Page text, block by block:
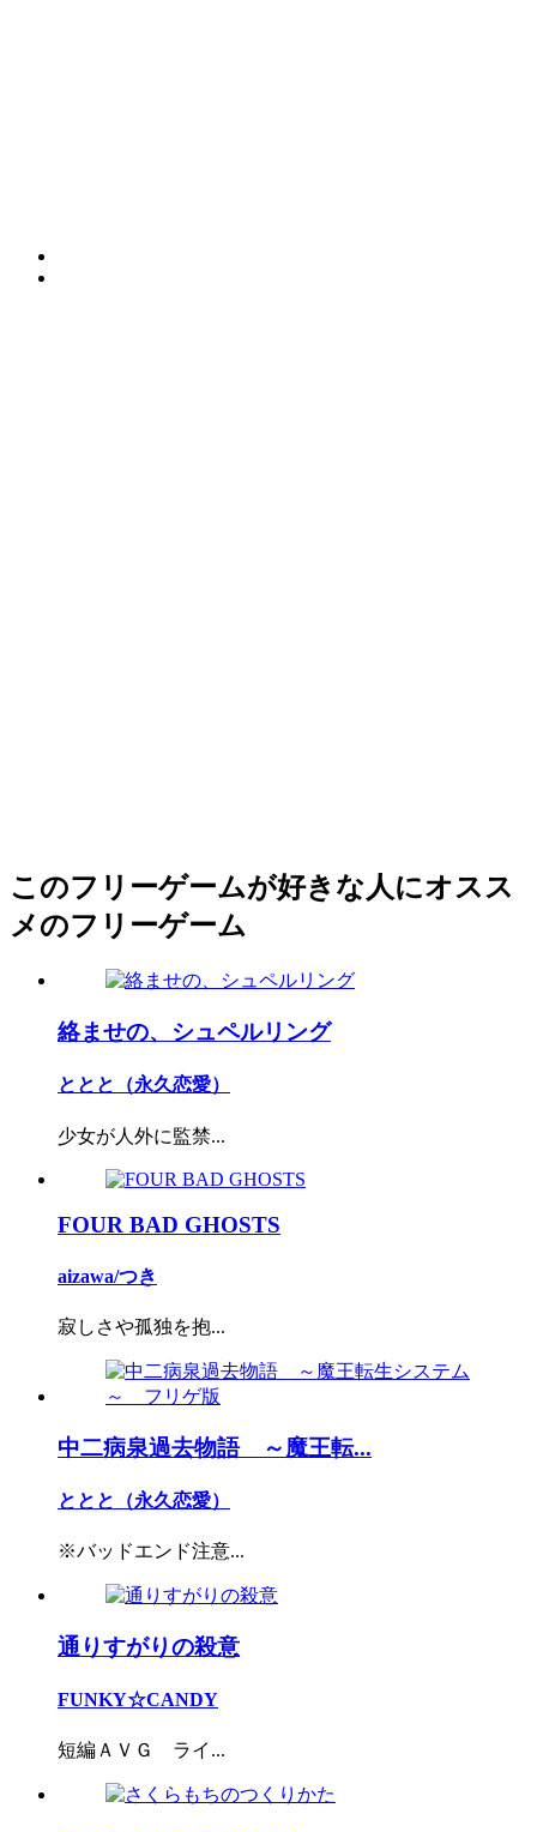
このフリーゲームが好きな人にオスス
メのフリーゲーム
絡ませの、シュペルリング
ととと（永久恋愛）
少女が人外に監禁...
FOUR BAD GHOSTS
aizawa/つき
寂しさや孤独を抱...
中二病泉過去物語 ～魔王転...
ととと（永久恋愛）
※バッドエンド注意...
通りすがりの殺意
FUNKY☆CANDY
短編ＡＶＧ ライ...